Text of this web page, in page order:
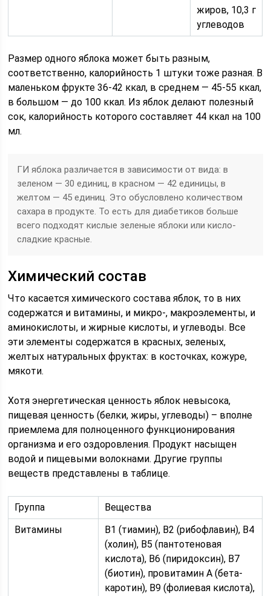
жиров, 10,3 г
углеводов
Размер одного яблока может быть разным,
соответственно, калорийность 1 штуки тоже разная. В
маленьком фрукте 36-42 ккал, в среднем — 45-55 ккал,
в большом — до 100 ккал. Из яблок делают полезный
сок, калорийность которого составляет 44 ккал на 100
мл.
ГИ яблока различается в зависимости от вида: в
зеленом — 30 единиц, в красном — 42 единицы, в
желтом — 45 единиц. Это обусловлено количеством
сахара в продукте. То есть для диабетиков больше
всего подходят кислые зеленые яблоки или кисло-
сладкие красные.
Химический состав
Что касается химического состава яблок, то в них
содержатся и витамины, и микро-, макроэлементы, и
аминокислоты, и жирные кислоты, и углеводы. Все
эти элементы содержатся в красных, зеленых,
желтых натуральных фруктах: в косточках, кожуре,
мякоти.
Хотя энергетическая ценность яблок невысока,
пищевая ценность (белки, жиры, углеводы) – вполне
приемлема для полноценного функционирования
организма и его оздоровления. Продукт насыщен
водой и пищевыми волокнами. Другие группы
веществ представлены в таблице.
Группа
Вещества
Витамины
В1 (тиамин), В2 (рибофлавин), В4
(холин), В5 (пантотеновая
кислота), В6 (пиридоксин), В7
(биотин), провитамин А (бета-
каротин), В9 (фолиевая кислота),